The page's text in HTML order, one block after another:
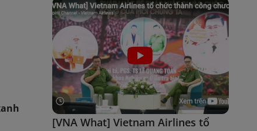
[VNA What] Vietnam Airlines tổ